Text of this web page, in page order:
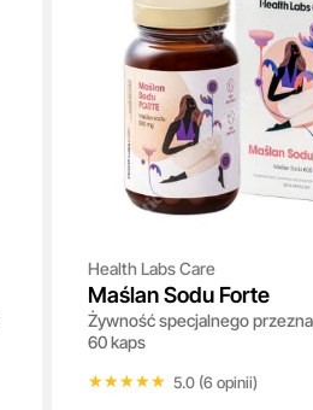
Health Labs Care
Maślan Sodu Forte
Żywność specjalnego
60 kaps
★★★★★
★★★★★ 5.0 (6 opinii)